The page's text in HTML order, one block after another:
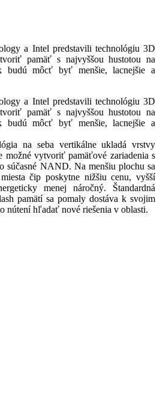
a Intel predstavili technológiu 3D
pamäť s najvyššou hustotou na
budú môcť byť menšie, lacnejšie a
a Intel predstavili technológiu 3D
pamäť s najvyššou hustotou na
budú môcť byť menšie, lacnejšie a
na seba vertikálne ukladá vrstvy
možné vytvoriť pamäťové zariadenia s
súčasné NAND. Na menšiu plochu sa
čip poskytne nižšiu cenu, vyšší
menej náročný. Štandardná
pamätí sa pomaly dostáva k svojim
nútení hľadať nové riešenia v oblasti.